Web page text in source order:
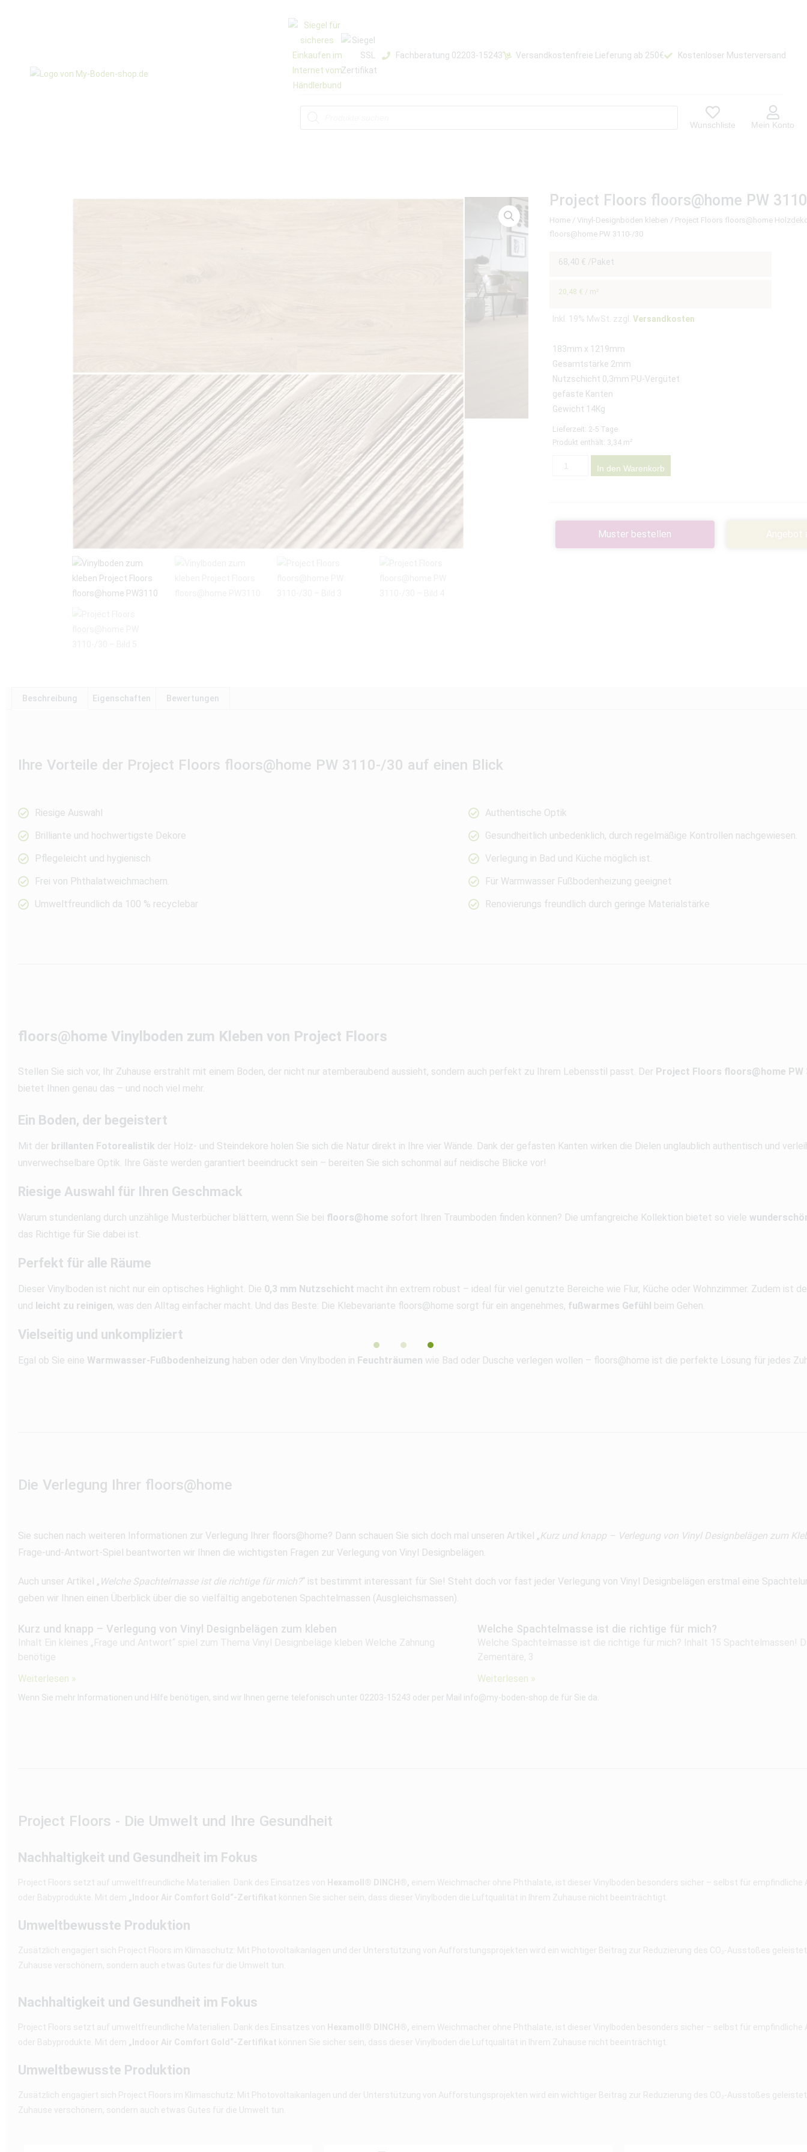
Fachberatung 02203-15243 Versandkostenfreie Lieferung ab 250€ Kostenloser Musterversand
Wunschliste Mein Konto
Project Floors floors@home PW
Home / Vinyl-Designboden kleben / Project Floors floors@home
floors@home PW 3110-/30
68,40 € /Paket
20,48 € / m²
Inkl. 19% MwSt. zzgl. Versandkosten
183mm x 1219mm
Gesamtstärke 2mm
Nutzschicht 0,3mm PU-Vergütet
gefaste Kanten
Gewicht 14Kg
Lieferzeit: 2-5 Tage
Produkt enthält: 3,34 m²
In den Warenkorb
Muster bestellen Angebot
Beschreibung Eigenschaften Bewertungen
Ihre Vorteile der Project Floors floors@home PW 3110-/30 auf einen Blick
Riesige Auswahl
Brilliante und hochwertigste Dekore
Pflegeleicht und hygienisch
Frei von Phthalatweichmachern.
Umweltfreundlich da 100 % recyclebar
Authentische Optik
Gesundheitlich unbedenklich, durch regelmäßige Kontrollen nachgewiesen.
Verlegung in Bad und Küche möglich ist.
Für Warmwasser Fußbodenheizung geeignet
Renovierungs freundlich durch geringe Materialstärke
floors@home Vinylboden zum Kleben von Project Floors
Stellen Sie sich vor, Ihr Zuhause erstrahlt mit einem Boden, der nicht nur atemberaubend aussieht, sondern auch perfekt zu Ihrem Lebensstil passt. Der Project Floors floors@home PW
bietet Ihnen genau das – und noch viel mehr.
Ein Boden, der begeistert
Mit der brillanten Fotorealistik der Holz- und Steindekore holen Sie sich die Natur direkt in Ihre vier Wände. Dank der gefasten Kanten wirken die Dielen unglaublich authentisch und
unverwechselbare Optik. Ihre Gäste werden garantiert beeindruckt sein – bereiten Sie sich schonmal auf neidische Blicke vor!
Riesige Auswahl für Ihren Geschmack
Warum stundenlang durch unzählige Musterbücher blättern, wenn Sie bei floors@home sofort Ihren Traumboden finden können? Die umfangreiche Kollektion bietet so viele
das Richtige für Sie dabei ist.
Perfekt für alle Räume
Dieser Vinylboden ist nicht nur ein optisches Highlight. Die 0,3 mm Nutzschicht macht ihn extrem robust – ideal für viel genutzte Bereiche wie Flur, Küche oder Wohnzimmer. Zudem ist
und
leicht zu reinigen, was den Alltag einfacher macht. Und das Beste: Die Klebevariante floors@home sorgt für ein angenehmes, fußwarmes Gefühl beim Gehen.
Vielseitig und unkompliziert
Egal ob Sie eine Warmwasser-Fußbodenheizung haben oder den Vinylboden in Feuchträumen wie Bad oder Dusche verlegen wollen – floors@home ist die perfekte Lösung für jedes
Die Verlegung Ihrer floors@home
Sie suchen nach weiteren Informationen zur Verlegung Ihrer floors@home? Dann schauen Sie sich doch mal unseren Artikel „Kurz und knapp – Verlegung von Vinyl Designbelägen zum
Frage-und-Antwort-Spiel beantworten wir Ihnen die wichtigsten Fragen zur Verlegung von Vinyl Designbelägen.
Auch unser Artikel „ Welche Spachtelmasse ist die richtige für mich?“ ist bestimmt interessant für Sie! Steht doch vor fast jeder Verlegung von Vinyl Designbelägen erstmal eine
geben wir Ihnen einen Überblick über die so vielfältig angebotenen Spachtelmassen (Ausgleichsmassen).
Kurz und knapp – Verlegung von Vinyl Designbelägen zum kleben
Inhalt Ein kleines „Frage und Antwort“ spiel zum Thema Vinyl Designbeläge kleben Welche Zahnung
benötige
Weiterlesen »
Welche Spachtelmasse ist die richtige für mich?
Welche Spachtelmasse ist die richtige für mich? Inhalt 15 Spachtelmassen!
Zementäre, 3
Weiterlesen »
Wenn Sie mehr Informationen und Hilfe benötigen, sind wir Ihnen gerne telefonisch unter 02203-15243 oder per Mail info@my-boden-shop.de für Sie da.
Project Floors - Die Umwelt und Ihre Gesundheit
Nachhaltigkeit und Gesundheit im Fokus
Project Floors setzt auf umweltfreundliche Materialien. Dank des Einsatzes von Hexamoll® DINCH®, einem Weichmacher ohne Phthalate, ist dieser Vinylboden besonders sicher – selbst für empfindliche
oder Babyprodukte. Mit dem „Indoor Air Comfort Gold“-Zertifikat können Sie sicher sein, dass dieser Vinylboden die Luftqualität in Ihrem Zuhause nicht beeinträchtigt.
Umweltbewusste Produktion
Zusätzlich engagiert sich Project Floors im Klimaschutz: Mit Photovoltaikanlagen und der Unterstützung von Aufforstungsprojekten wird ein wichtiger Beitrag zur Reduzierung des CO₂-Ausstoßes
Zuhause verschönern, sondern auch etwas Gutes für die Umwelt tun.
Nachhaltigkeit und Gesundheit im Fokus
Project Floors setzt auf umweltfreundliche Materialien. Dank des Einsatzes von Hexamoll® DINCH®, einem Weichmacher ohne Phthalate, ist dieser Vinylboden besonders sicher – selbst für empfindliche
oder Babyprodukte. Mit dem „Indoor Air Comfort Gold“-Zertifikat können Sie sicher sein, dass dieser Vinylboden die Luftqualität in Ihrem Zuhause nicht beeinträchtigt.
Umweltbewusste Produktion
Zusätzlich engagiert sich Project Floors im Klimaschutz: Mit Photovoltaikanlagen und der Unterstützung von Aufforstungsprojekten wird ein wichtiger Beitrag zur Reduzierung des CO₂-Ausstoßes
Zuhause verschönern, sondern auch etwas Gutes für die Umwelt tun.